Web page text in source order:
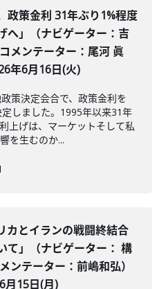
政策金利 31年ぶり1%程度
へ」（ナビゲーター：吉
メンテーター：尾河 眞
年6月16日(火)
策決定会合で、政策金利を
しました。1995年以来31年
上げは、マーケットそして私
を生むのか...
カとイランの戦闘終結合
て」（ナビゲーター： 構
ンテーター：前嶋和弘）
月15日(月)